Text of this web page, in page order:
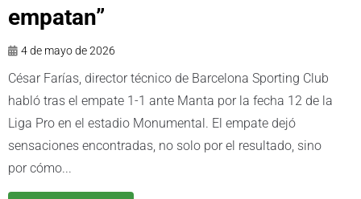
empatan”
4 de mayo de 2026
César Farías, director técnico de Barcelona Sporting Club
habló tras el empate 1-1 ante Manta por la fecha 12 de la
Liga Pro en el estadio Monumental. El empate dejó
sensaciones encontradas, no solo por el resultado, sino
por cómo...